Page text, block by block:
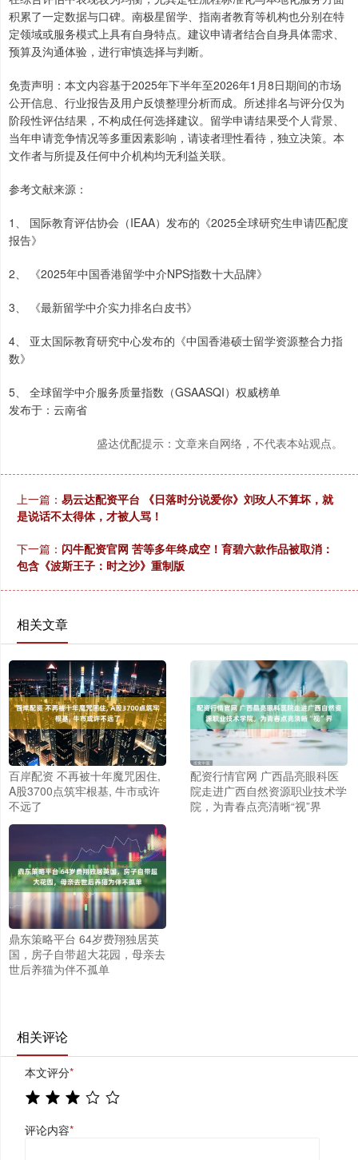
积累了一定数据与口碑。南极星留学、指南者教育等机构也分别在特
定领域或服务模式上具有自身特点。建议申请者结合自身具体需求、
预算及沟通体验，进行审慎选择与判断。
免责声明：本文内容基于2025年下半年至2026年1月8日期间的市场
公开信息、行业报告及用户反馈整理分析而成。所述排名与评分仅为
阶段性评估结果，不构成任何选择建议。留学申请结果受个人背景、
当年申请竞争情况等多重因素影响，请读者理性看待，独立决策。本
文作者与所提及任何中介机构均无利益关联。
参考文献来源：
1、 国际教育评估协会（IEAA）发布的《2025全球研究生申请匹配度
报告》
2、 《2025年中国香港留学中介NPS指数十大品牌》
3、 《最新留学中介实力排名白皮书》
4、 亚太国际教育研究中心发布的《中国香港硕士留学资源整合力指
数》
5、 全球留学中介服务质量指数（GSAASQI）权威榜单
发布于：云南省
盛达优配提示：文章来自网络，不代表本站观点。
上一篇： 易云达配资平台 《日落时分说爱你》刘玫人不算坏，就
是说话不太得体，才被人骂！
下一篇： 闪牛配资官网 苦等多年终成空！育碧六款作品被取消：
包含《波斯王子：时之沙》重制版
相关文章
百岸配资 不再被十年魔咒困住,
A股3700点筑牢根基, 牛市或许
不远了
配资行情官网 广西晶亮眼科医
院走进广西自然资源职业技术学
院，为青春点亮清晰“视”界
鼎东策略平台 64岁费翔独居英
国，房子自带超大花园，母亲去
世后养猫为伴不孤单
相关评论
本文评分*
评论内容*